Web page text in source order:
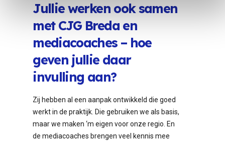
Jullie werken ook samen
met CJG Breda en
mediacoaches – hoe
geven jullie daar
invulling aan?
Zij hebben al een aanpak ontwikkeld die goed
werkt in de praktijk. Die gebruiken we als basis,
maar we maken ‘m eigen voor onze regio. En
de mediacoaches brengen veel kennis mee